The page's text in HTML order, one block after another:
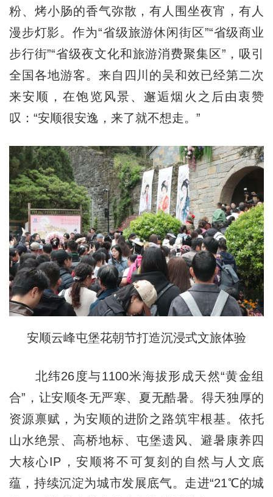
粉、烤小肠的香气弥散，有人围坐夜宵，有人
漫步灯影。作为“省级旅游休闲街区”“省级商业
步行街”“省级夜文化和旅游消费聚集区”，吸引
全国各地游客。来自四川的吴和效已经第二次
来安顺，在饱览风景、邂逅烟火之后由衷赞
叹：“安顺很安逸，来了就不想走。”
安顺云峰屯堡花朝节打造沉浸式文旅体验
北纬26度与1100米海拔形成天然“黄金组
合”，让安顺冬无严寒、夏无酷暑。得天独厚的
资源禀赋，为安顺的进阶之路筑牢根基。依托
山水绝景、高桥地标、屯堡遗风、避暑康养四
大核心IP，安顺将不可复刻的自然与人文底
蕴，持续沉淀为城市发展底气。走进“21℃的城